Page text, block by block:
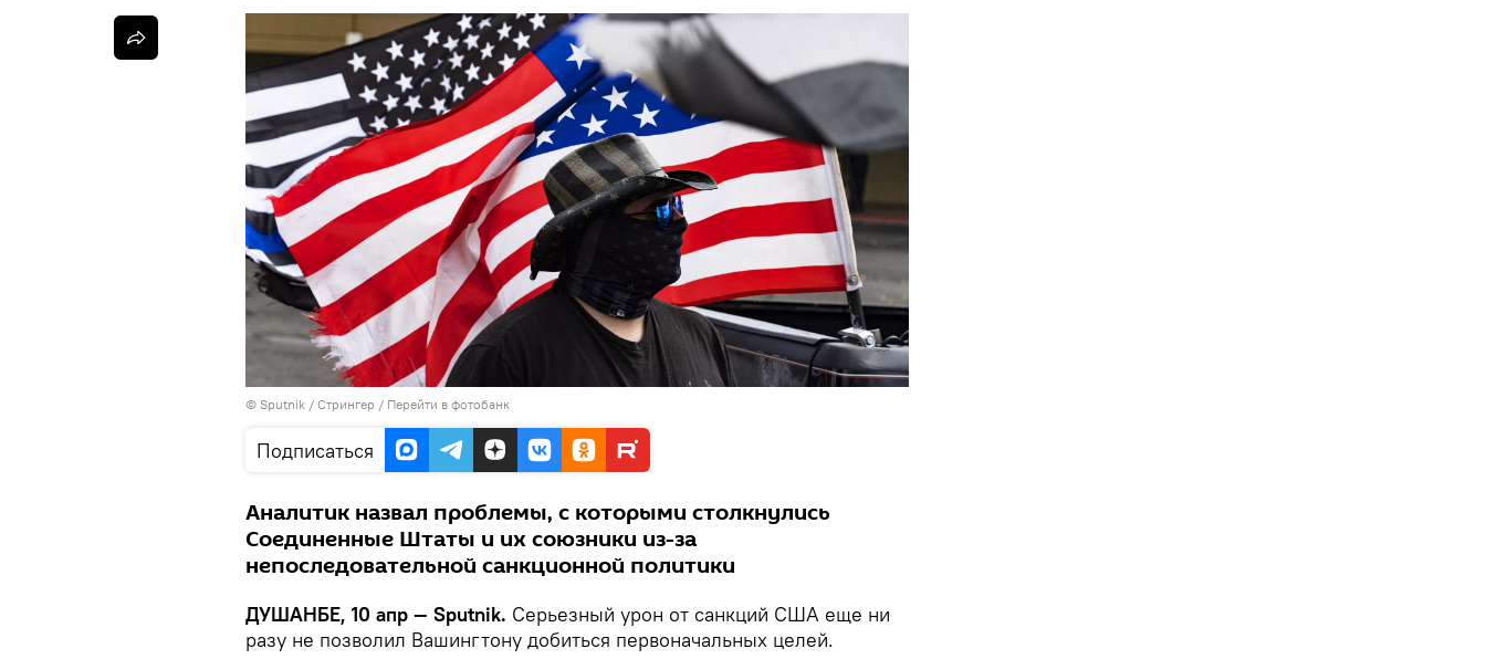
© Sputnik / Стрингер / Перейти в фотобанк
Подписаться
Аналитик назвал проблемы, с которыми столкнулись
Соединенные Штаты и их союзники из-за
непоследовательной санкционной политики
ДУШАНБЕ, 10 апр — Sputnik. Серьезный урон от санкций США еще ни
разу не позволил Вашингтону добиться первоначальных целей.